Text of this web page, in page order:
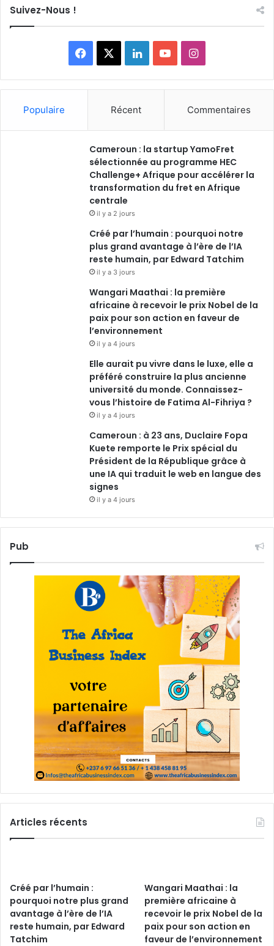
Suivez-Nous !
Facebook LinkedinYouTubeInstagram
Populaire Récent Commentaires
Cameroun : la startup YamoFret
sélectionnée au programme HEC
Challenge+ Afrique pour accélérer la
transformation du fret en Afrique
centrale
il y a 2 jours
Créé par l’humain : pourquoi notre
plus grand avantage à l’ère de l’IA
reste humain, par Edward Tatchim
il y a 3 jours
Wangari Maathai : la première
africaine à recevoir le prix Nobel de la
paix pour son action en faveur de
l’environnement
il y a 4 jours
Elle aurait pu vivre dans le luxe, elle a
préféré construire la plus ancienne
université du monde. Connaissez-
vous l’histoire de Fatima Al-Fihriya ?
il y a 4 jours
Cameroun : à 23 ans, Duclaire Fopa
Kuete remporte le Prix spécial du
Président de la République grâce à
une IA qui traduit le web en langue des
signes
il y a 4 jours
Pub
Articles récents
Créé par l’humain :
pourquoi notre plus grand
avantage à l’ère de l’IA
reste humain, par Edward
Tatchim
Wangari Maathai : la
première africaine à
recevoir le prix Nobel de la
paix pour son action en
faveur de l’environnement